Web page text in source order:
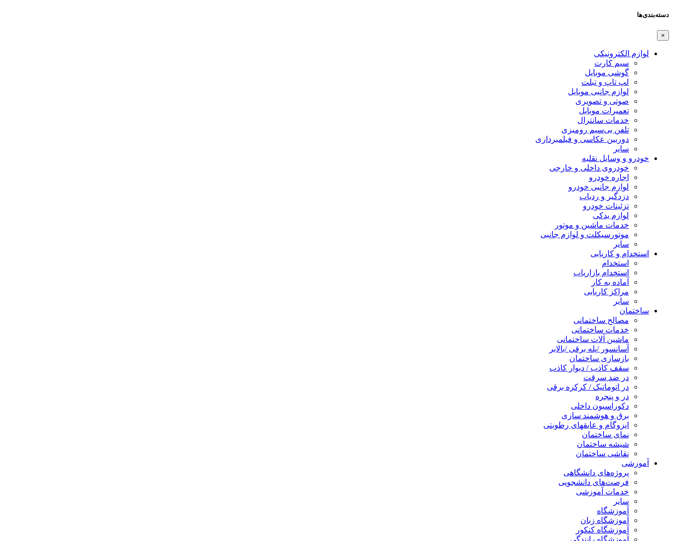
دسته‌بندی‌ها
×
لوازم الکترونیکی
سیم کارت
گوشی موبایل
لپ تاپ و تبلت
لوازم جانبی موبایل
صوتی و تصویری
تعمیرات موبایل
خدمات سانترال
تلفن بی‌سیم رومیزی
دوربین عکاسی و فیلمبرداری
سایر
خودرو و وسایل نقلیه
خودروی داخلی و خارجی
اجاره خودرو
لوازم جانبی خودرو
دزدگیر و ردیاب
تزئینات خودرو
لوازم یدکی
خدمات ماشین و موتور
موتورسیکلت و لوازم جانبی
سایر
استخدام و کاریابی
استخدام
استخدام بازاریاب
آماده به کار
مراکز کاریابی
سایر
ساختمان
مصالح ساختمانی
خدمات ساختمانی
ماشین آلات ساختمانی
آسانسور /پله برقی /بالابر
بازسازی ساختمان
سقف کاذب / دیوار کاذب
در ضد سرقت
در اتوماتیک / کرکره برقی
در و پنجره
دکوراسیون داخلی
برق و هوشمند سازی
ایزوگام و عایقهای رطوبتی
نمای ساختمان
شیشه ساختمان
نقاشی ساختمان
آموزشی
پروژه‌های دانشگاهی
فرصت‌های دانشجویی
خدمات آموزشی
سایر
آموزشگاه
آموزشگاه زبان
آموزشگاه کنکور